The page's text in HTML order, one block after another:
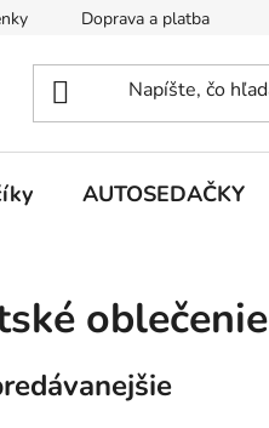
Doprava a platba
AUTOSEDAČKY
oblečenie